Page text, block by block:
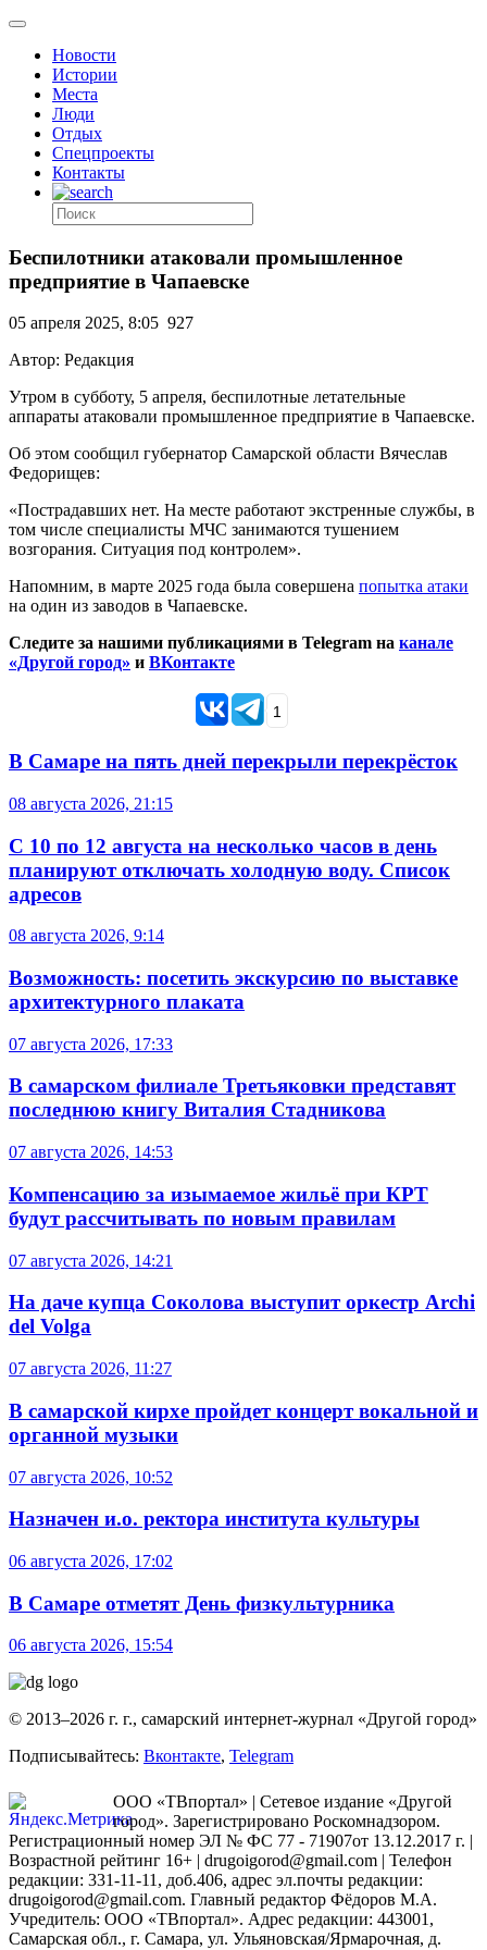
Новости
Истории
Места
Люди
Отдых
Спецпроекты
Контакты
Беспилотники атаковали промышленное
предприятие в Чапаевске
05 апреля 2025, 8:05 927
Автор: Редакция
Утром в субботу, 5 апреля, беспилотные летательные
аппараты атаковали промышленное предприятие в Чапаевске.
Об этом сообщил губернатор Самарской области Вячеслав
Федорищев:
«Пострадавших нет. На месте работают экстренные службы, в
том числе специалисты МЧС занимаются тушением
возгорания. Ситуация под контролем».
Напомним, в марте 2025 года была совершена попытка атаки
на один из заводов в Чапаевске.
Следите за нашими публикациями в Telegram на канале
«Другой город» и ВКонтакте
1
В Самаре на пять дней перекрыли перекрёсток
08 августа 2026, 21:15
С 10 по 12 августа на несколько часов в день
планируют отключать холодную воду. Список
адресов
08 августа 2026, 9:14
Возможность: посетить экскурсию по выставке
архитектурного плаката
07 августа 2026, 17:33
В самарском филиале Третьяковки представят
последнюю книгу Виталия Стадникова
07 августа 2026, 14:53
Компенсацию за изымаемое жильё при КРТ
будут рассчитывать по новым правилам
07 августа 2026, 14:21
На даче купца Соколова выступит оркестр Archi
del Volga
07 августа 2026, 11:27
В самарской кирхе пройдет концерт вокальной и
органной музыки
07 августа 2026, 10:52
Назначен и.о. ректора института культуры
06 августа 2026, 17:02
В Самаре отметят День физкультурника
06 августа 2026, 15:54
© 2013–2026 г. г., самарский интернет-журнал «Другой город»
Подписывайтесь: Вконтакте, Telegram
ООО «ТВпортал» | Сетевое издание «Другой
город». Зарегистрировано Роскомнадзором.
Регистрационный номер ЭЛ № ФС 77 - 71907от 13.12.2017 г. |
Возрастной рейтинг 16+ | drugoigorod@gmail.com | Телефон
редакции: 331-11-11, доб.406, адрес эл.почты редакции:
drugoigorod@gmail.com. Главный редактор Фёдоров М.А.
Учредитель: ООО «ТВпортал». Адрес редакции: 443001,
Самарская обл., г. Самара, ул. Ульяновская/Ярмарочная, д.